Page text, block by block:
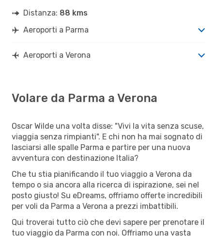
Distanza: 88 kms
Aeroporti a Parma
Aeroporti a Verona
Volare da Parma a Verona
Oscar Wilde una volta disse: "Vivi la vita senza scuse,
viaggia senza rimpianti". E chi non ha mai sognato di
lasciarsi alle spalle Parma e partire per una nuova
avventura con destinazione Italia?
Che tu stia pianificando il tuo viaggio a Verona da
tempo o sia ancora alla ricerca di ispirazione, sei nel
posto giusto! Su eDreams, offriamo offerte incredibili
per voli da Parma a Verona a prezzi imbattibili.
Qui troverai tutto ciò che devi sapere per prenotare il
tuo viaggio da Parma con noi. Offriamo una vasta